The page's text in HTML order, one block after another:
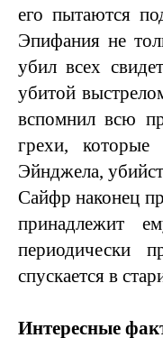
его пытаются
Эпифания не
убил всех
убитой
вспомнил всю
грехи,
Эйнджела,
Сайфр наконец
принадлежит
периодически
спускается в
Интересные